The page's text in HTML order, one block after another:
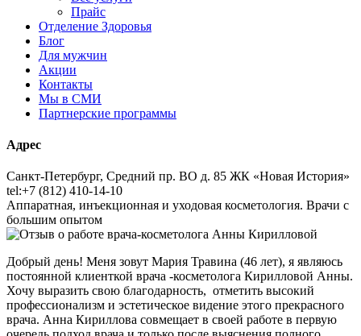
Прайс
Отделение Здоровья
Блог
Для мужчин
Акции
Контакты
Мы в СМИ
Партнерские программы
Адрес
Санкт-Петербург, Средний пр. ВО д. 85 ЖК «Новая История»
tel:+7 (812) 410-14-10
Аппаратная, инъекционная и уходовая косметология. Врачи с
большим опытом
Добрый день! Меня зовут Мария Травина (46 лет), я являюсь
постоянной клиенткой врача -косметолога Кирилловой Анны.
Хочу выразить свою благодарность, отметить высокий
профессионализм и эстетическое видение этого прекрасного
врача. Анна Кириллова совмещает в своей работе в первую